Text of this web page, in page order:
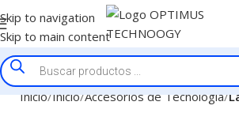
Skip to navigation
Skip to main content
Inicio Inicio Accesorios de Tecnologia